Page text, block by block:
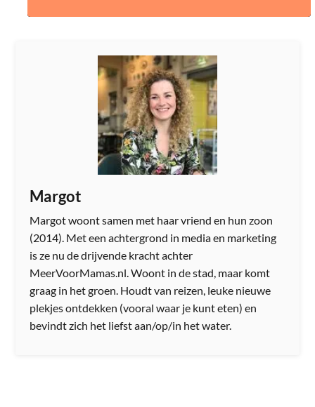
Margot
Margot woont samen met haar vriend en hun zoon
(2014). Met een achtergrond in media en marketing
is ze nu de drijvende kracht achter
MeerVoorMamas.nl. Woont in de stad, maar komt
graag in het groen. Houdt van reizen, leuke nieuwe
plekjes ontdekken (vooral waar je kunt eten) en
bevindt zich het liefst aan/op/in het water.